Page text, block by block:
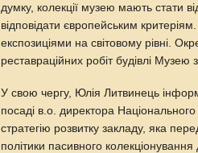
думку, колекції музею мають стати
відповідати європейським
експозиціями на світовому рівні.
реставраційних робіт будівлі Музею
У свою чергу, Юлія Литвинець
посаді в.о. директора
стратегію розвитку закладу, яка
політики пасивного